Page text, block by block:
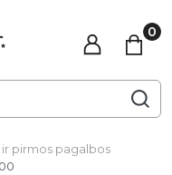
pirmos pagalbos